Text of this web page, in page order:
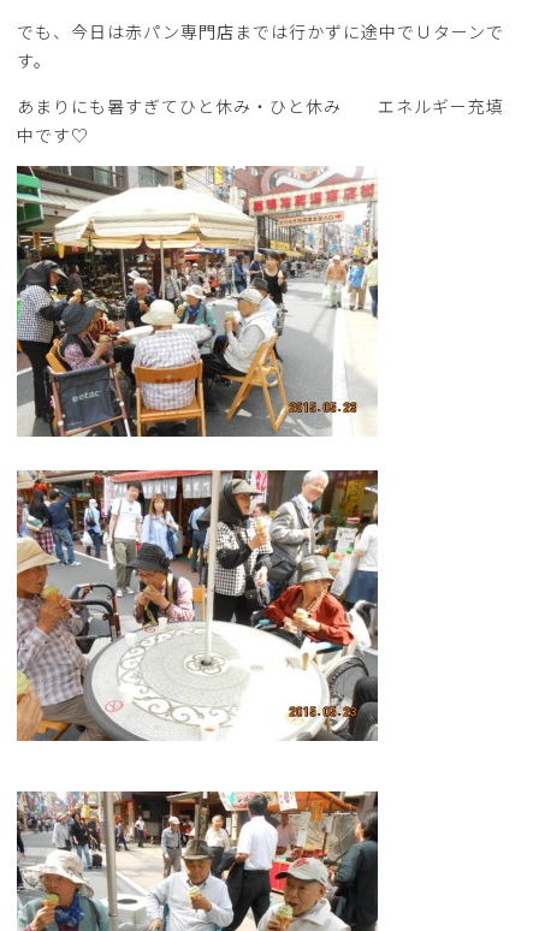
でも、今日は赤パン専門店までは行かずに途中でＵターンで
す。
あまりにも暑すぎてひと休み・ひと休み エネルギー充填
中です♡